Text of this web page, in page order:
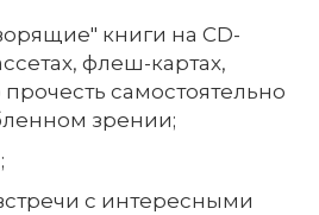
книги на CD-
флеш-картах,
самостоятельно
зрении;
с интересными